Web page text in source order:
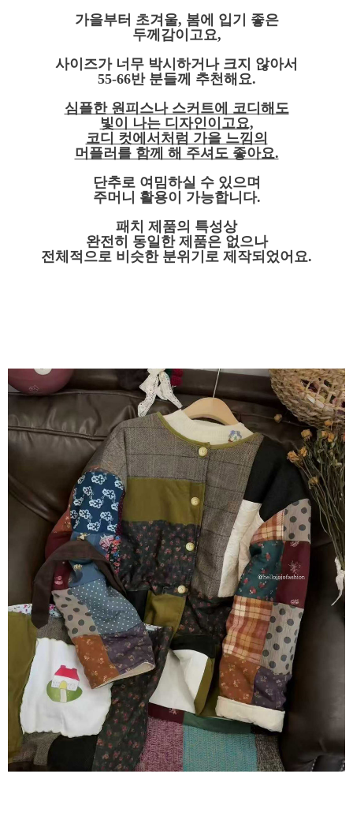
가을부터 초겨울, 봄에 입기 좋은
두께감이고요,
사이즈가 너무 박시하거나 크지 않아서
55-66반 분들께 추천해요.
심플한 원피스나 스커트에 코디해도
빛이 나는 디자인이고요,
코디 컷에서처럼 가을 느낌의
머플러를 함께 해 주셔도 좋아요.
단추로 여밈하실 수 있으며
주머니 활용이 가능합니다.
패치 제품의 특성상
완전히 동일한 제품은 없으나
전체적으로 비슷한 분위기로 제작되었어요.